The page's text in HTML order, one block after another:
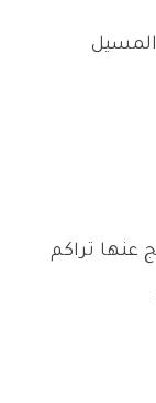
عنها تراكم